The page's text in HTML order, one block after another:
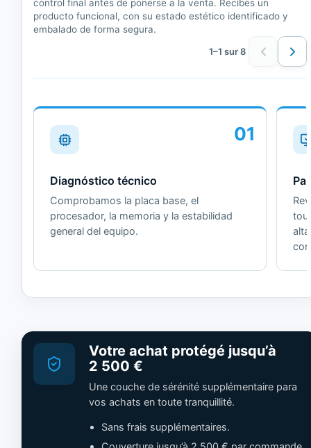
control final antes de ponerse a la venta. Recibes un
producto funcional, con su estado estético identificado y
embalado de forma segura.
1–1 sur 8
01
Diagnóstico técnico
Comprobamos la placa base, el
procesador, la memoria y la estabilidad
general del equipo.
Votre achat protégé jusqu’à
2 500 €
Une couche de sérénité supplémentaire para
vos achats en toute tranquillité.
Sans frais supplémentaires.